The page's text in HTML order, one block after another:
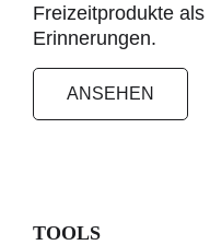
Freizeitprodukte
Erinnerungen.
ANSEHEN
TOOLS